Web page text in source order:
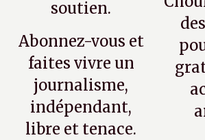
soutien.
Abonnez-vous et
faites vivre un
journalisme,
indépendant,
libre et tenace.